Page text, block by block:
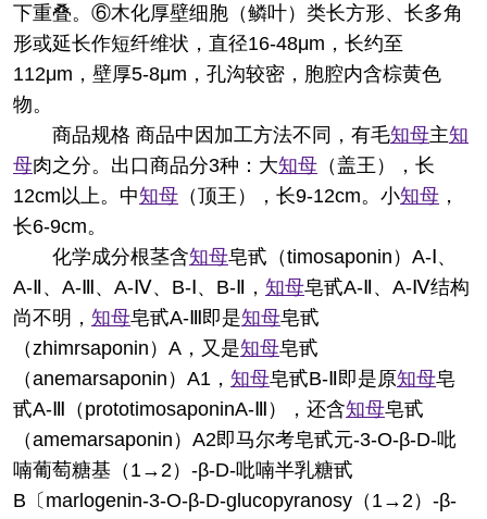
下重叠。⑥木化厚壁细胞（鳞叶）类长方形、长多角
形或延长作短纤维状，直径16-48μm，长约至
112μm，壁厚5-8μm，孔沟较密，胞腔内含棕黄色
物。
商品规格 商品中因加工方法不同，有毛知母主知
母肉之分。出口商品分3种：大知母 （盖王），长
12cm以上。中知母 （顶王），长9-12cm。小知母 ，
长6-9cm。
化学成分根茎含知母皂甙（timosaponin）A-Ⅰ、
A-Ⅱ、A-Ⅲ、A-Ⅳ、B-Ⅰ、B-Ⅱ， 知母皂甙A-Ⅱ、A-Ⅳ结构
尚不明， 知母皂甙A-Ⅲ即是知母皂甙
（zhimrsaponin）A，又是知母皂甙
（anemarsaponin）A1， 知母皂甙B-Ⅱ即是原知母皂
甙A-Ⅲ（prototimosaponinA-Ⅲ），还含知母皂甙
（amemarsaponin）A2即马尔考皂甙元-3-O-β-D-吡
喃葡萄糖基（1→2）-β-D-吡喃半乳糖甙
B〔marlogenin-3-O-β-D-glucopyranosy（1→2）-β-